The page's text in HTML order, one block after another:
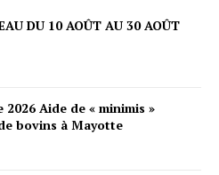
DU 10 AOÛT AU 30 AOÛT
Aide de « minimis »
bovins à Mayotte